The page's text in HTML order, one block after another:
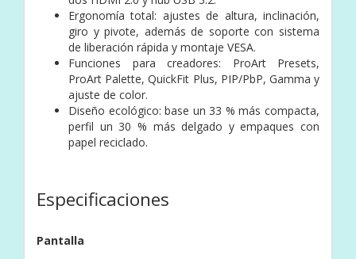
Ergonomía total: ajustes de altura, inclinación,
giro y pivote, además de soporte con sistema
de liberación rápida y montaje VESA.
Funciones para creadores: ProArt Presets,
ProArt Palette, QuickFit Plus, PIP/PbP, Gamma y
ajuste de color.
Diseño ecológico: base un 33 % más compacta,
perfil un 30 % más delgado y empaques con
papel reciclado.
Especificaciones
Pantalla